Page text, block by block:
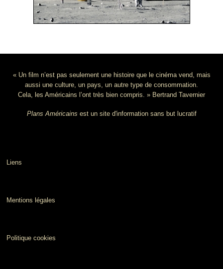
« Un film n’est pas seulement une histoire que le cinéma vend, mais
aussi une culture, un pays, un autre type de consommation.
Cela, les Américains l’ont très bien compris. » Bertrand Tavernier
Plans Américains est un site d'information sans but lucratif
Liens
Mentions légales
Politique cookies